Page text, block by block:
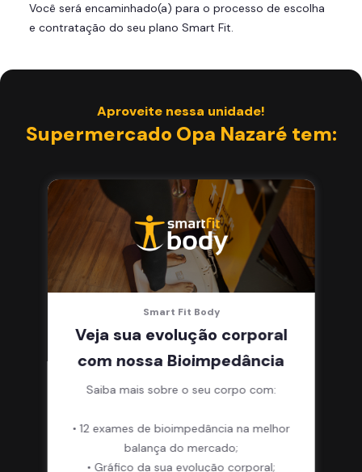
Skeelo App (Audiobook)*
Área de musculação e aeróbicos
Você será encaminhado(a) para o processo de escolha
e contratação do seu plano Smart Fit.
Aproveite nessa unidade!
Supermercado Opa Nazaré tem:
Smart Fit Body
Veja sua evolução corporal
com nossa Bioimpedância
Saiba mais sobre o seu corpo com:
• 12 exames de bioimpedância na melhor
balança do mercado;
• Gráfico da sua evolução corporal;